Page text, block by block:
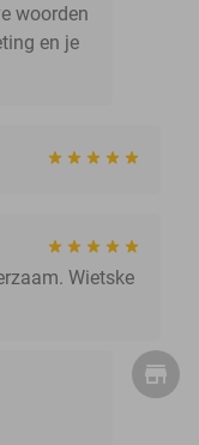
woorden
en je
Wietske